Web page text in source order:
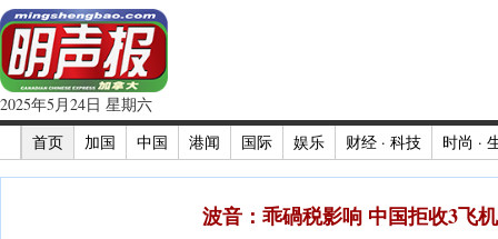
2025年5月24日 星期六
首页
加国 中国 港闻 国际 娱乐 财经 · 科技 时尚 ·
波音：乖碢税影响 中国拒收3飞